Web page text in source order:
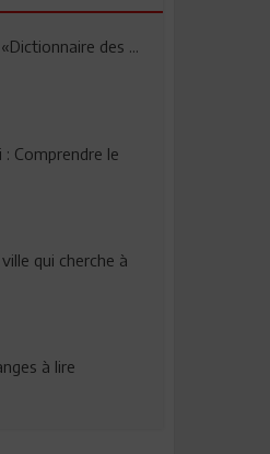
des ...
: Comprendre le
qui cherche à
à lire